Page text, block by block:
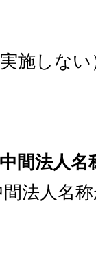
施しない
間法人名
法人名